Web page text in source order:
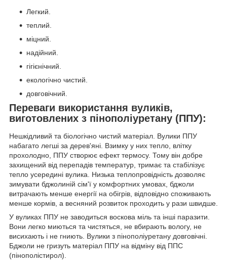
Легкий.
теплий.
міцний.
надійний.
гігієнічний.
екологічно чистий.
довговічний.
Переваги використання вуликів,
виготовлених з пінополіуретану (ППУ):
Нешкідливий та біологічно чистий матеріал. Вулики ППУ
набагато легші за дерев'яні. Взимку у них тепло, влітку
прохолодно, ППУ створює ефект термосу. Тому він добре
захищений від перепадів температур, тримає та стабілізує
тепло усередині вулика. Низька теплопровідність дозволяє
зимувати бджолиній сім'ї у комфортних умовах, бджоли
витрачають менше енергії на обігрів, відповідно споживають
менше кормів, а весняний розвиток проходить у рази швидше.
У вуликах ППУ не заводиться воскова міль та інші паразити.
Вони легко миються та чистяться, не вбирають вологу, не
висихають і не гниють. Вулики з пінополіуретану довговічні.
Бджоли не гризуть матеріал ППУ на відміну від ППС
(пінополістирол).